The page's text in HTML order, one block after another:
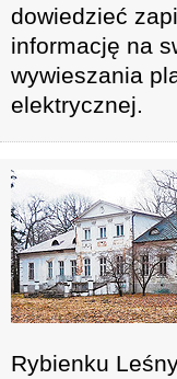
dowiedzieć
informację na
wywieszania
elektrycznej.
Rybienku